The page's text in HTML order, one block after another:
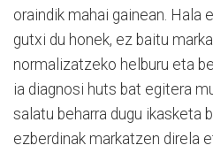
oraindik mahai gainean. Hala
gutxi du honek, ez baitu
normalizatzeko helburu eta
ia diagnosi huts bat egitera
salatu beharra dugu ikasketa
ezberdinak markatzen direla